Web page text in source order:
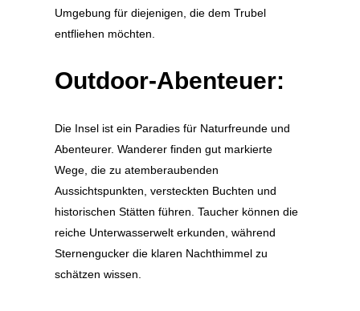
Umgebung für diejenigen, die dem Trubel
entfliehen möchten.
Outdoor-Abenteuer:
Die Insel ist ein Paradies für Naturfreunde und
Abenteurer. Wanderer finden gut markierte
Wege, die zu atemberaubenden
Aussichtspunkten, versteckten Buchten und
historischen Stätten führen. Taucher können die
reiche Unterwasserwelt erkunden, während
Sternengucker die klaren Nachthimmel zu
schätzen wissen.